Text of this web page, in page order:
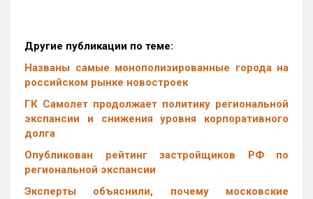
Другие публикации по теме:
Названы самые монополизированные города на
российском рынке новостроек
ГК Самолет продолжает политику региональной
экспансии и снижения уровня корпоративного
долга
Опубликован рейтинг застройщиков РФ по
региональной экспансии
Эксперты объяснили, почему московские